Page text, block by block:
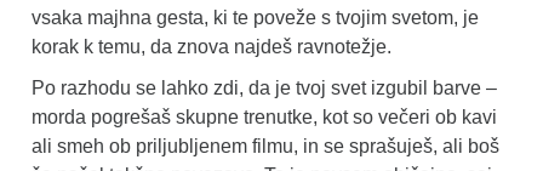
vsaka majhna gesta, ki te poveže s tvojim svetom, je
korak k temu, da znova najdeš ravnotežje.
Po razhodu se lahko zdi, da je tvoj svet izgubil barve –
morda pogrešaš skupne trenutke, kot so večeri ob kavi
ali smeh ob priljubljenem filmu, in se sprašuješ, ali boš